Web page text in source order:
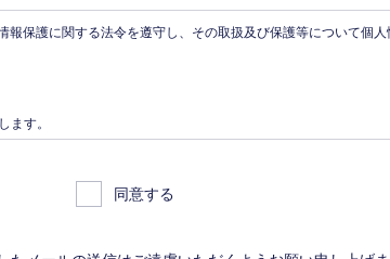
報保護に関する法令を遵守し、その取扱及び保護等について個
ます。
、国土交通大臣の指定を受けた機構。）に対し、成約情報（成約
同意する